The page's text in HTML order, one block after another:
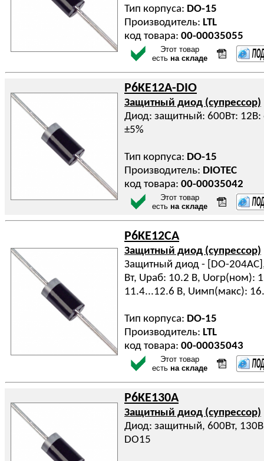
Тип корпуса: DO-15
Производитель: LTL
код товара: 00-00035055
Этот товар
есть на складе
P6KE12A-DIO
Защитный диод (супрессор)
Диод: защитный: 600Вт: 12В:
±5%
Тип корпуса: DO-15
Производитель: DIOTEC
код товара: 00-00035042
Этот товар
есть на складе
P6KE12CA
Защитный диод (супрессор)
Защитный диод - [DO-
Вт, Uраб: 10.2 В, Uогр(ном):
11.4...12.6 В, Uимп(макс):
Тип корпуса: DO-15
Производитель: LTL
код товара: 00-00035043
Этот товар
есть на складе
P6KE130A
Защитный диод (супрессор)
Диод: защитный, 600Вт,
DO15